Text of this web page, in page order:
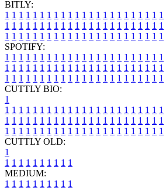
BITLY:
1 1 1 1 1 1 1 1 1 1 1 1 1 1 1 1 1 1 1 1 1 1 1
1 1 1 1 1 1 1 1 1 1 1 1 1 1 1 1 1 1 1 1 1 1 1
1 1 1 1 1 1 1 1 1 1 1 1 1 1 1 1 1 1 1 1 1 1 1
SPOTIFY:
1 1 1 1 1 1 1 1 1 1 1 1 1 1 1 1 1 1 1 1 1 1 1
1 1 1 1 1 1 1 1 1 1 1 1 1 1 1 1 1 1 1 1 1 1 1
1 1 1 1 1 1 1 1 1 1 1 1 1 1 1 1 1 1 1 1 1 1 1
CUTTLY BIO:
1
1 1 1 1 1 1 1 1 1 1 1 1 1 1 1 1 1 1 1 1 1 1 1
1 1 1 1 1 1 1 1 1 1 1 1 1 1 1 1 1 1 1 1 1 1 1
1 1 1 1 1 1 1 1 1 1 1 1 1 1 1 1 1 1 1 1 1 1 1
CUTTLY OLD:
1
1 1 1 1 1 1 1 1 1 1
MEDIUM:
1 1 1 1 1 1 1 1 1 1